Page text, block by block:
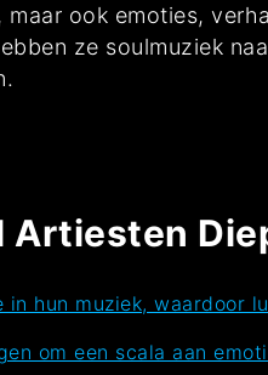
ook emoties,
ze soulmuziek
Artiesten
hun muziek, waardoor
om een scala aan